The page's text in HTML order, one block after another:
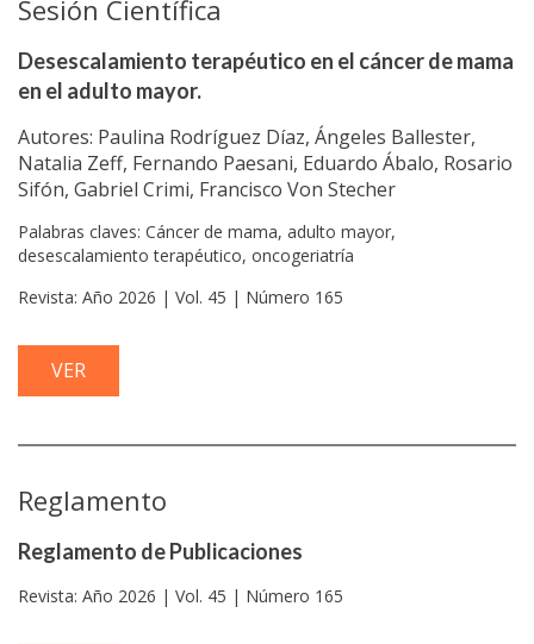
Sesión Científica
Desescalamiento terapéutico en el cáncer de mama
en el adulto mayor.
Autores: Paulina Rodríguez Díaz, Ángeles Ballester,
Natalia Zeff, Fernando Paesani, Eduardo Ábalo, Rosario
Sifón, Gabriel Crimi, Francisco Von Stecher
Palabras claves: Cáncer de mama, adulto mayor,
desescalamiento terapéutico, oncogeriatría
Revista: Año 2026 | Vol. 45 | Número 165
VER
Reglamento
Reglamento de Publicaciones
Revista: Año 2026 | Vol. 45 | Número 165